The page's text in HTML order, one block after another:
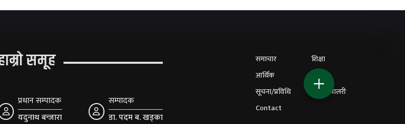
समूह
प्रधान सम्पादक
यदुनाथ बन्जारा
सम्पादक
डा. पदम ब. खड्का
समाचार
शिक्षा
आर्थिक
विचार
सूचना/प्रविधि
फोटो ग्यालरी
Contact